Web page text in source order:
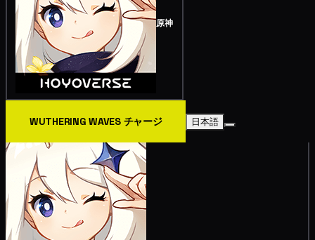
原神
WUTHERING WAVES チャージ 日本語